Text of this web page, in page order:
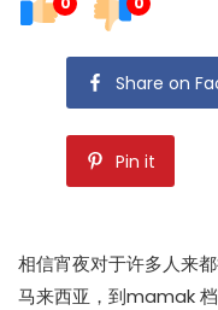
Share on
Pin it
相信宵夜对于许多人来
马来西亚，到mamak